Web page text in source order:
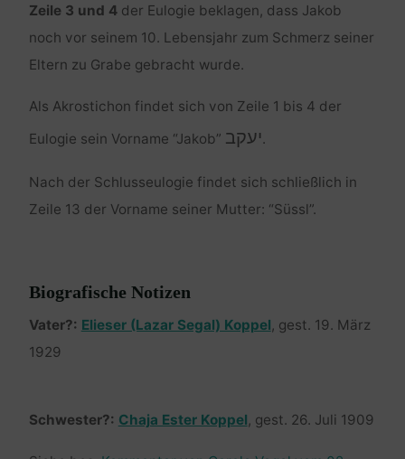
Zeile 3 und 4der Eulogie beklagen, dass Jakob
noch vor seinem 10. Lebensjahr zum Schmerz seiner
Eltern zu Grabe gebracht wurde.
Als Akrostichon findet sich von Zeile 1 bis 4 der
Eulogie sein Vorname “Jakob” יעקב.
Nach der Schlusseulogie findet sich schließlich in
Zeile 13 der Vorname seiner Mutter: “Süssl”.
Biografische Notizen
Vater?: Elieser (Lazar Segal) Koppel, gest. 19. März
1929
Schwester?: Chaja Ester Koppel, gest. 26. Juli 1909